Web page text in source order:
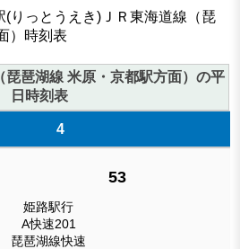
(りっとうえき)ＪＲ東海道線（琵
）時刻表
琵琶湖線 米原・京都駅方面）の平
日時刻表
4
53
姫路駅行
A快速201
琵琶湖線快速